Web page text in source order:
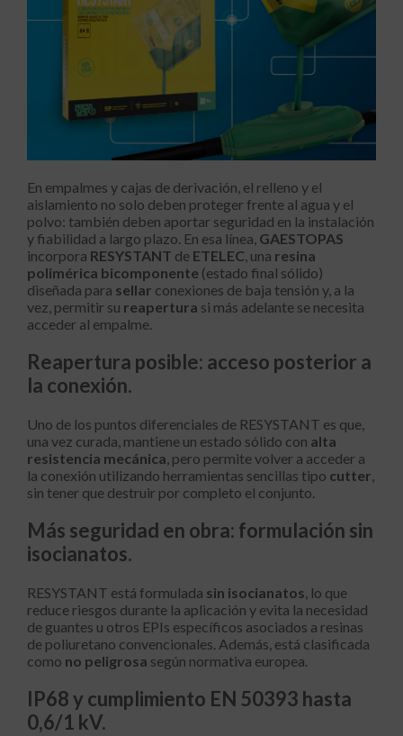
En empalmes y cajas de derivación, el relleno y el
aislamiento no solo deben proteger frente al agua y el
polvo: también deben aportar seguridad en la instalación
y fiabilidad a largo plazo. En esa línea, GAESTOPAS
incorpora RESYSTANT de ETELEC, una resina
polimérica bicomponente (estado final sólido)
diseñada para sellar conexiones de baja tensión y, a la
vez, permitir su reapertura si más adelante se necesita
acceder al empalme.
Reapertura posible: acceso posterior a
la conexión.
Uno de los puntos diferenciales de RESYSTANT es que,
una vez curada, mantiene un estado sólido con alta
resistencia mecánica, pero permite volver a acceder a
la conexión utilizando herramientas sencillas tipo cutter,
sin tener que destruir por completo el conjunto.
Más seguridad en obra: formulación sin
isocianatos.
RESYSTANT está formulada sin isocianatos, lo que
reduce riesgos durante la aplicación y evita la necesidad
de guantes u otros EPIs específicos asociados a resinas
de poliuretano convencionales. Además, está clasificada
como no peligrosa según normativa europea.
IP68 y cumplimiento EN 50393 hasta
0,6/1 kV.